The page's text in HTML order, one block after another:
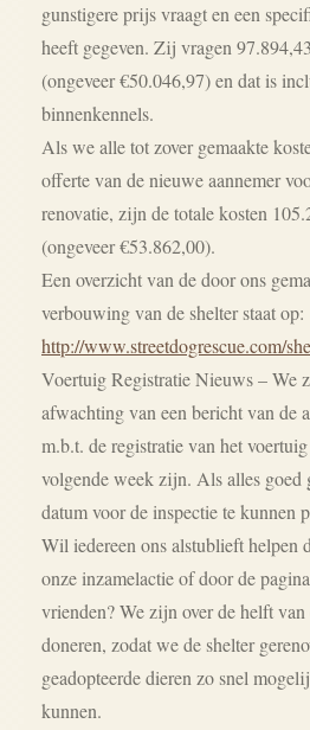
gunstigere prijs vraagt en een
heeft gegeven. Zij vragen
(ongeveer €50.046,97) en dat is
binnenkennels.
Als we alle tot zover gemaakte
offerte van de nieuwe aannemer
renovatie, zijn de totale kosten
(ongeveer €53.862,00).
Een overzicht van de door ons
verbouwing van de shelter staat op:
http://www.streetdogrescue.com/
Voertuig Registratie Nieuws – We
afwachting van een bericht van de
m.b.t. de registratie van het
volgende week zijn. Als alles goed
datum voor de inspectie te kunnen
Wil iedereen ons alstublieft helpen
onze inzamelactie of door de
vrienden? We zijn over de helft
doneren, zodat we de shelter
geadopteerde dieren zo snel
kunnen.